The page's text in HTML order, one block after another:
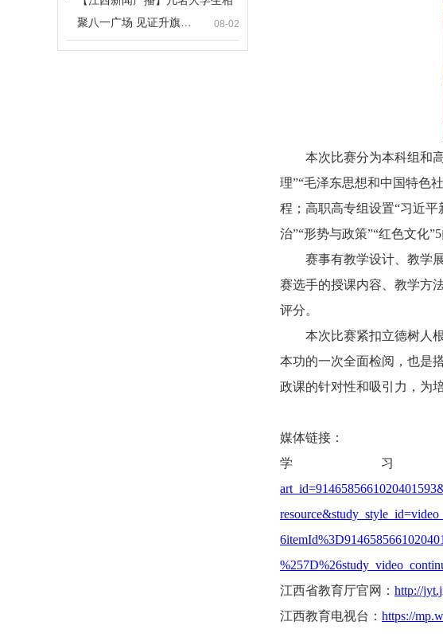
08-02
聚八一广场 见证升旗…
本次比赛分为本科组和
理”“毛泽东思想和中国特色
程；高职高专组设置“习近
治”“形势与政策”“红色文化
赛事有教学设计、教学
赛选手的授课内容、教学方
评分。
本次比赛紧扣立德树人
本功的一次全面检阅，也是
政课的针对性和吸引力，为
媒体链接：
学
江西省教育厅官网： http://
江西教育电视台： https://